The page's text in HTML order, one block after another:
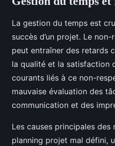
La gestion du temps est
succès d’un projet. Le
peut entraîner des retards
la qualité et la satisfaction
courants liés à ce non-
mauvaise évaluation des
communication et des
Les causes principales
planning projet mal défini,